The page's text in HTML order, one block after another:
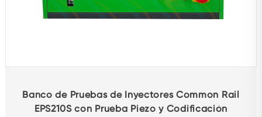
Banco de Pruebas de Inyectores Common Rail
EPS210S con Prueba Piezo y Codificación